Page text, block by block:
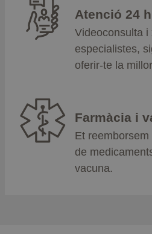
Atenció 24 h
Videoconsulta i
especialistes,
oferir-te la
Farmàcia i
Et
de
vacuna.